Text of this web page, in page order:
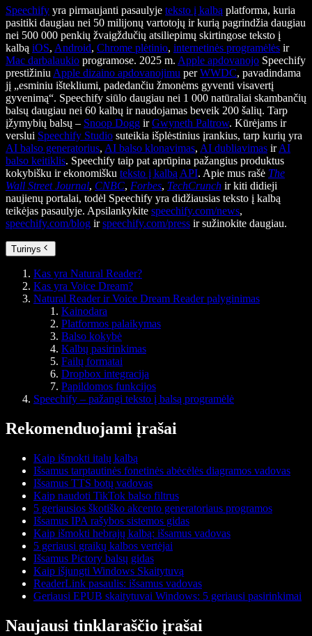
Speechify yra pirmaujanti pasaulyje teksto į kalbą platforma, kuria
pasitiki daugiau nei 50 milijonų vartotojų ir kurią pagrindžia daugiau
nei 500 000 penkių žvaigždučių atsiliepimų skirtingose teksto į
kalbą iOS, Android, Chrome plėtinio, internetinės programėlės ir
Mac darbalaukio programose. 2025 m. Apple apdovanojo Speechify
prestižiniu Apple dizaino apdovanojimu perWWDC, pavadindama
jį „esminiu ištekliumi, padedančiu žmonėms gyventi visavertį
gyvenimą“. Speechify siūlo daugiau nei 1 000 natūraliai skambančių
balsų daugiau nei 60 kalbų ir naudojamas beveik 200 šalių. Tarp
įžymybių balsų – Snoop Dogg irGwyneth Paltrow. Kūrėjams ir
verslui Speechify Studio suteikia išplėstinius įrankius, tarp kurių yra
AI balso generatorius, AI balso klonavimas, AI dubliavimas irAI
balso keitiklis. Speechify taip pat aprūpina pažangius produktus
kokybišku ir ekonomišku teksto į kalbą API. Apie mus rašė The
Wall Street Journal, CNBC, Forbes, TechCrunch ir kiti didieji
naujienų portalai, todėl Speechify yra didžiausias teksto į kalbą
teikėjas pasaulyje. Apsilankykite speechify.com/news,
speechify.com/blog irspeechify.com/press ir sužinokite daugiau.
Turinys
Kas yra Natural Reader?
Kas yra Voice Dream?
Natural Reader ir Voice Dream Reader palyginimas
Kainodara
Platformos palaikymas
Balso kokybė
Kalbų pasirinkimas
Failų formatai
Dropbox integracija
Papildomos funkcijos
Speechify – pažangi teksto į balsą programėlė
Rekomenduojami įrašai
Kaip išmokti italų kalbą
Išsamus tarptautinės fonetinės abėcėlės diagramos vadovas
Išsamus TTS botų vadovas
Kaip naudoti TikTok balso filtrus
5 geriausios škotiško akcento generatoriaus programos
Išsamus IPA rašybos sistemos gidas
Kaip išmokti hebrajų kalbą: išsamus vadovas
5 geriausi graikų kalbos vertėjai
Išsamus Pictory balsų gidas
Kaip išjungti Windows Skaitytuvą
ReaderLink pasaulis: išsamus vadovas
Geriausi EPUB skaitytuvai Windows: 5 geriausi pasirinkimai
Naujausi tinklaraščio įrašai